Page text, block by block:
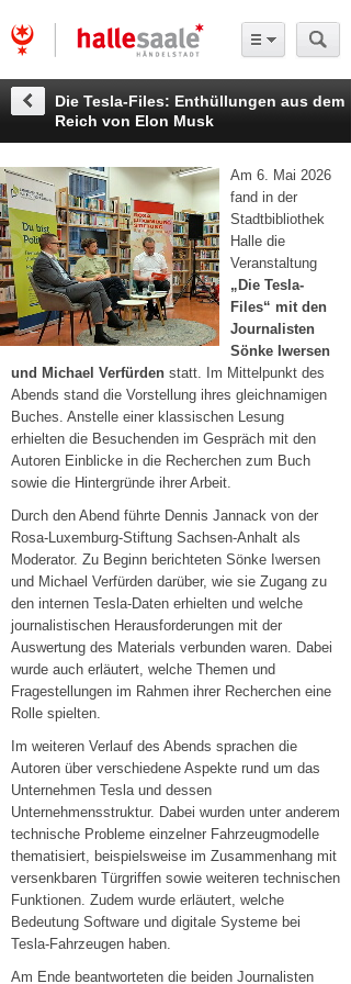
Die Tesla-Files: Enthüllungen aus dem
Reich von Elon Musk
Am 6. Mai 2026
fand in der
Stadtbibliothek
Halle die
Veranstaltung
„Die Tesla-
Files“ mit den
Journalisten
Sönke Iwersen
und Michael Verfürden statt. Im Mittelpunkt des
Abends stand die Vorstellung ihres gleichnamigen
Buches. Anstelle einer klassischen Lesung
erhielten die Besuchenden im Gespräch mit den
Autoren Einblicke in die Recherchen zum Buch
sowie die Hintergründe ihrer Arbeit.
Durch den Abend führte Dennis Jannack von der
Rosa-Luxemburg-Stiftung Sachsen-Anhalt als
Moderator. Zu Beginn berichteten Sönke Iwersen
und Michael Verfürden darüber, wie sie Zugang zu
den internen Tesla-Daten erhielten und welche
journalistischen Herausforderungen mit der
Auswertung des Materials verbunden waren. Dabei
wurde auch erläutert, welche Themen und
Fragestellungen im Rahmen ihrer Recherchen eine
Rolle spielten.
Im weiteren Verlauf des Abends sprachen die
Autoren über verschiedene Aspekte rund um das
Unternehmen Tesla und dessen
Unternehmensstruktur. Dabei wurden unter anderem
technische Probleme einzelner Fahrzeugmodelle
thematisiert, beispielsweise im Zusammenhang mit
versenkbaren Türgriffen sowie weiteren technischen
Funktionen. Zudem wurde erläutert, welche
Bedeutung Software und digitale Systeme bei
Tesla-Fahrzeugen haben.
Am Ende beantworteten die beiden Journalisten